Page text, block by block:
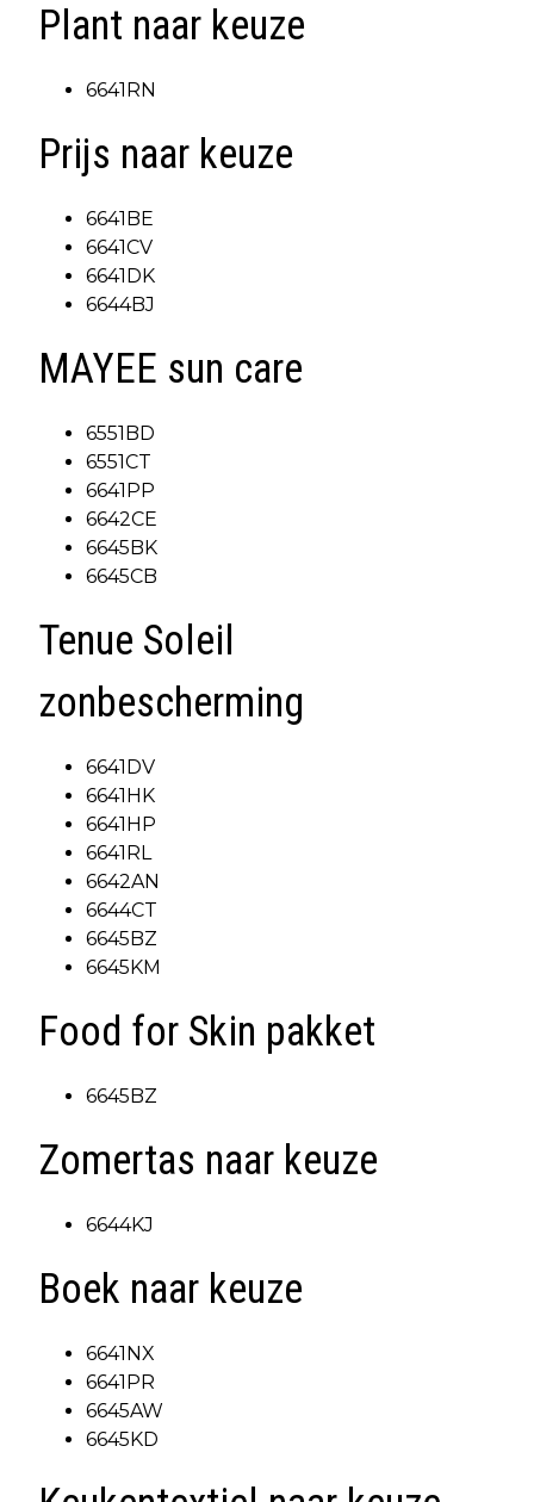
Plant naar keuze
6641RN
Prijs naar keuze
6641BE
6641CV
6641DK
6644BJ
MAYEE sun care
6551BD
6551CT
6641PP
6642CE
6645BK
6645CB
Tenue Soleil
zonbescherming
6641DV
6641HK
6641HP
6641RL
6642AN
6644CT
6645BZ
6645KM
Food for Skin pakket
6645BZ
Zomertas naar keuze
6644KJ
Boek naar keuze
6641NX
6641PR
6645AW
6645KD